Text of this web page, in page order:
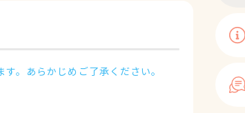
。あらかじめご了承ください。